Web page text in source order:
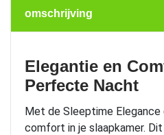
omschrijving
Elegantie en
Perfecte Nacht
Met de Sleeptime
comfort in je slaapkamer.